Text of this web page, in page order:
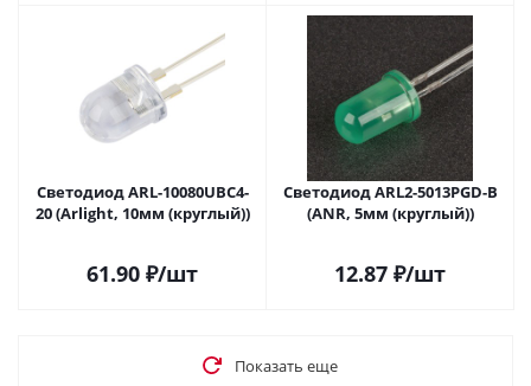
Светодиод ARL-10080UBC4-
20 (Arlight, 10мм (круглый))
61.90 ₽/шт
Светодиод ARL2-5013PGD-B
(ANR, 5мм (круглый))
12.87 ₽/шт
Показать еще